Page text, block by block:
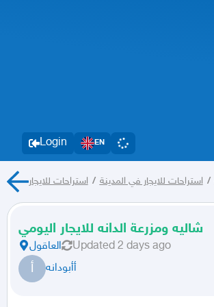
Login EN
/ استراحات للايجار في المدينة / استراحات للايجار
شاليه ومزرعة الدانه للايجار اليومي
العاقول Updated 2 days ago
أ أأبودانه